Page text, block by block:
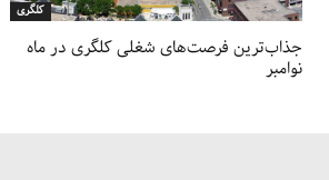
کلگری
جذاب‌ترین فرصت‌های شغلی کلگری در ماه
نوامبر